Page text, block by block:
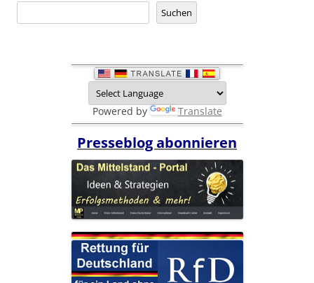
Suchen
Powered by Translate
Presseblog abonnieren